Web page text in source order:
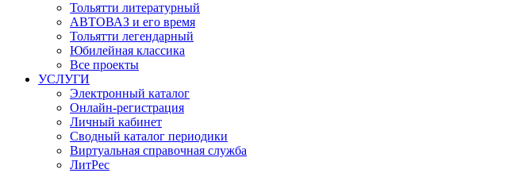
Тольятти литературный
АВТОВАЗ и его время
Тольятти легендарный
Юбилейная классика
Все проекты
УСЛУГИ
Электронный каталог
Онлайн-регистрация
Личный кабинет
Сводный каталог периодики
Виртуальная справочная служба
ЛитРес